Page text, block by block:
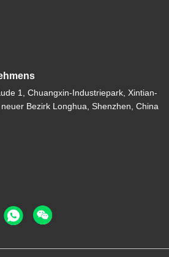
1, Chuangxin-Industriepark, Xintian-
Bezirk Longhua, Shenzhen, China